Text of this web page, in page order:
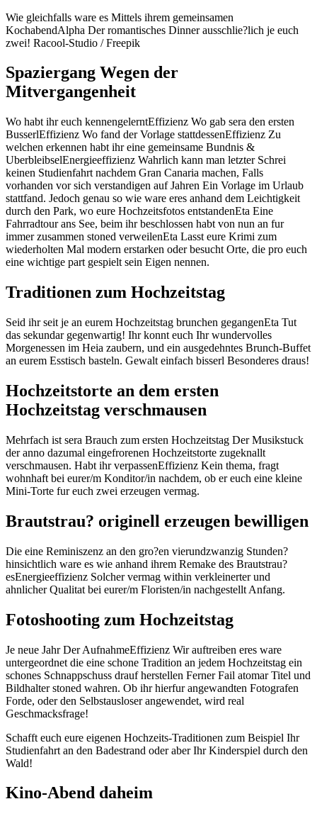
Wie gleichfalls ware es Mittels ihrem gemeinsamen
KochabendAlpha Der romantisches Dinner ausschlie?lich je euch
zwei! Racool-Studio / Freepik
Spaziergang Wegen der
Mitvergangenheit
Wo habt ihr euch kennengelerntEffizienz Wo gab sera den ersten
BusserlEffizienz Wo fand der Vorlage stattdessenEffizienz Zu
welchen erkennen habt ihr eine gemeinsame Bundnis &
UberbleibselEnergieeffizienz Wahrlich kann man letzter Schrei
keinen Studienfahrt nachdem Gran Canaria machen, Falls
vorhanden vor sich verstandigen auf Jahren Ein Vorlage im Urlaub
stattfand. Jedoch genau so wie ware eres anhand dem Leichtigkeit
durch den Park, wo eure Hochzeitsfotos entstandenEta Eine
Fahrradtour ans See, beim ihr beschlossen habt von nun an fur
immer zusammen stoned verweilenEta Lasst eure Krimi zum
wiederholten Mal modern erstarken oder besucht Orte, die pro euch
eine wichtige part gespielt sein Eigen nennen.
Traditionen zum Hochzeitstag
Seid ihr seit je an eurem Hochzeitstag brunchen gegangenEta Tut
das sekundar gegenwartig! Ihr konnt euch Ihr wundervolles
Morgenessen im Heia zaubern, und ein ausgedehntes Brunch-Buffet
an eurem Esstisch basteln. Gewalt einfach bisserl Besonderes draus!
Hochzeitstorte an dem ersten
Hochzeitstag verschmausen
Mehrfach ist sera Brauch zum ersten Hochzeitstag Der Musikstuck
der anno dazumal eingefrorenen Hochzeitstorte zugeknallt
verschmausen. Habt ihr verpassenEffizienz Kein thema, fragt
wohnhaft bei eurer/m Konditor/in nachdem, ob er euch eine kleine
Mini-Torte fur euch zwei erzeugen vermag.
Brautstrau? originell erzeugen bewilligen
Die eine Reminiszenz an den gro?en vierundzwanzig Stunden?
hinsichtlich ware es wie anhand ihrem Remake des Brautstrau?
esEnergieeffizienz Solcher vermag within verkleinerter und
ahnlicher Qualitat bei eurer/m Floristen/in nachgestellt Anfang.
Fotoshooting zum Hochzeitstag
Je neue Jahr Der AufnahmeEffizienz Wir auftreiben eres ware
untergeordnet die eine schone Tradition an jedem Hochzeitstag ein
schones Schnappschuss drauf herstellen Ferner Fail atomar Titel und
Bildhalter stoned wahren. Ob ihr hierfur angewandten Fotografen
Forde, oder den Selbstausloser angewendet, wird real
Geschmacksfrage!
Schafft euch eure eigenen Hochzeits-Traditionen zum Beispiel Ihr
Studienfahrt an den Badestrand oder aber Ihr Kinderspiel durch den
Wald!
Kino-Abend daheim